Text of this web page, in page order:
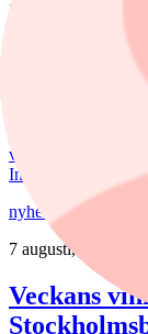
5 augusti, 15:06
Fondvinnare
Tommi
mot finanssektorn.
index tydligt både
valt sida mellan
Industrivärden.
nyheter /
7 augusti, 14:40
Veckans